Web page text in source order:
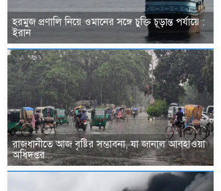
হরমুজ প্রণালি নিয়ে ওমানের সঙ্গে চুক্তি চূড়ান্ত পর্যায়ে :
ইরান
রাজধানীতে আজ বৃষ্টির সম্ভাবনা, যা জানাল আবহাওয়া
অধিদপ্তর